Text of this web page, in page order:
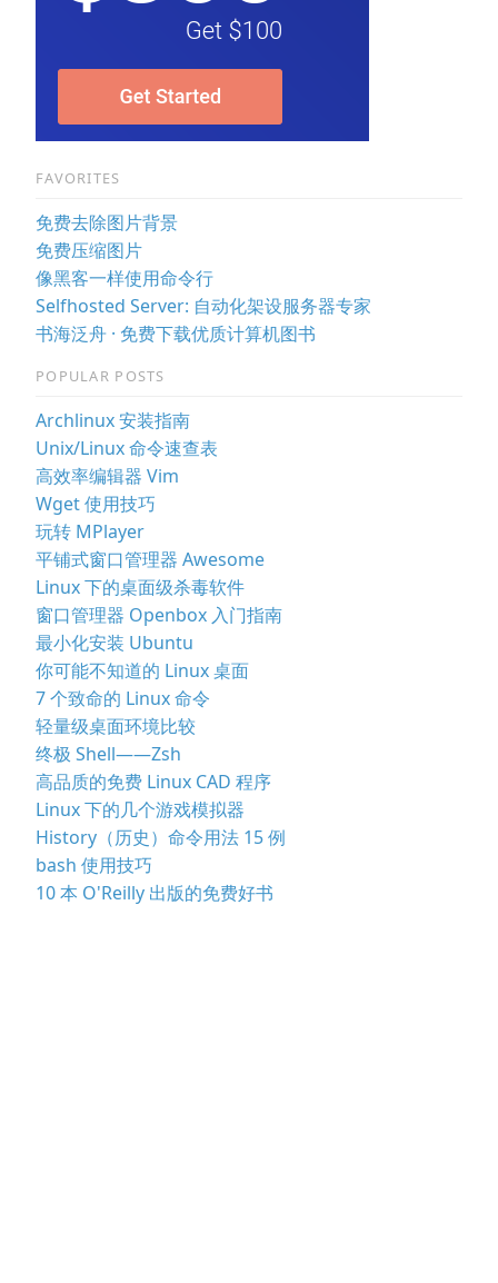
FAVORITES
免费去除图片背景
免费压缩图片
像黑客一样使用命令行
Selfhosted Server: 自动化架设服务器专家
书海泛舟 · 免费下载优质计算机图书
POPULAR POSTS
Archlinux 安装指南
Unix/Linux 命令速查表
高效率编辑器 Vim
Wget 使用技巧
玩转 MPlayer
平铺式窗口管理器 Awesome
Linux 下的桌面级杀毒软件
窗口管理器 Openbox 入门指南
最小化安装 Ubuntu
你可能不知道的 Linux 桌面
7 个致命的 Linux 命令
轻量级桌面环境比较
终极 Shell——Zsh
高品质的免费 Linux CAD 程序
Linux 下的几个游戏模拟器
History（历史）命令用法 15 例
bash 使用技巧
10 本 O'Reilly 出版的免费好书